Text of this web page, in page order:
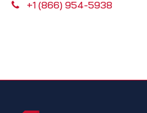
+1 (866) 954-5938